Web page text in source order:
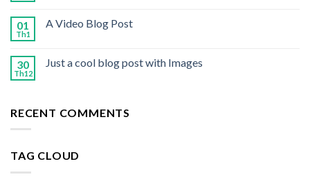
01
Th1
A Video Blog Post
30
Th12
Just a cool blog post with Images
RECENT COMMENTS
TAG CLOUD